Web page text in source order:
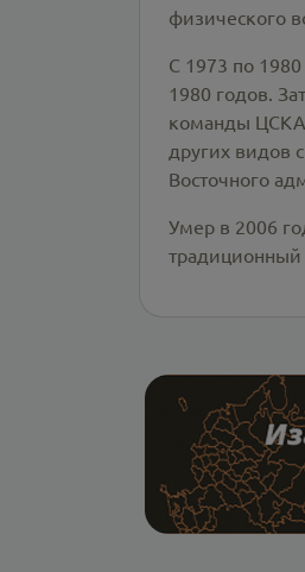
физического
С 1973 по
1980 годов.
команды ЦСКА
других видов
Восточного
Умер в 2006